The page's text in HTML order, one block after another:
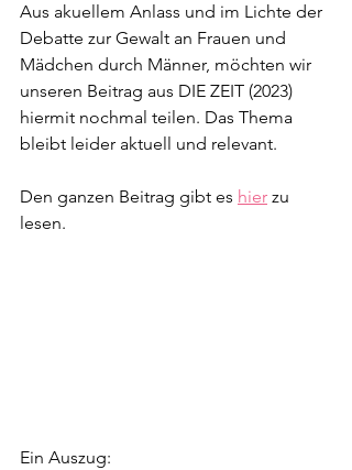
Aus akuellem Anlass und im Lichte der
Debatte zur Gewalt an Frauen und
Mädchen durch Männer, möchten wir
unseren Beitrag aus DIE ZEIT (2023)
hiermit nochmal teilen. Das Thema
bleibt leider aktuell und relevant.
Den ganzen Beitrag gibt es hier zu
lesen.
Ein Auszug: